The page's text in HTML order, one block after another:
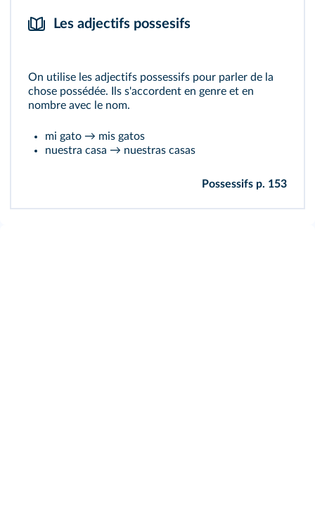
Les adjectifs possesifs
On utilise les adjectifs possessifs pour parler de la
chose possédée. Ils s'accordent en genre et en
nombre avec le nom.
mi gato → mis gatos
nuestra casa → nuestras casas
Possessifs p. 153